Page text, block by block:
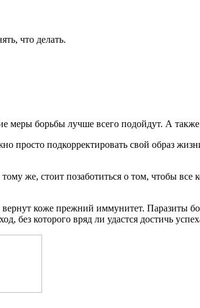
что делать.
меры борьбы лучше всего подойдут. А
подкорректировать свой образ
же, стоит позаботиться о том, чтобы все
коже прежний иммунитет. Паразиты
без которого вряд ли удастся достичь